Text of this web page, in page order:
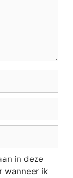
in deze
wanneer ik